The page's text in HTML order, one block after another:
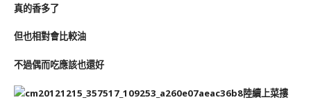
真的香多了
但也相對會比較油
不過偶而吃應該也還好
陸續上菜摟